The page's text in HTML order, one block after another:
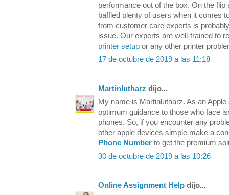
performance out of the box. On the
baffled plenty of users when it comes
from customer care experts is
issue. Our experts are well-trained to
printer setup or any other printer
17 de octubre de 2019 a las 11:18
Martinlutharz dijo...
My name is Martinlutharz. As an
optimum guidance to those who face
phones. So, if you encounter any
other apple devices simple make a
Phone Number to get the premium
30 de octubre de 2019 a las 10:26
Online Assignment Help dijo...